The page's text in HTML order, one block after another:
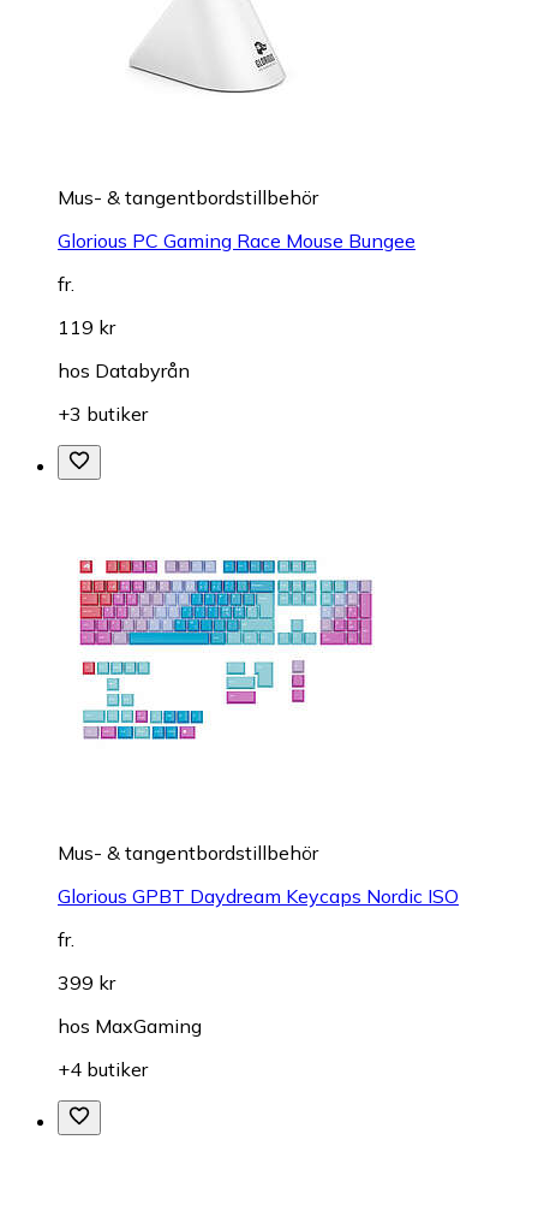
Mus- & tangentbordstillbehör
Glorious PC Gaming Race Mouse Bungee
fr.
119 kr
hos Databyrån
+3 butiker
Mus- & tangentbordstillbehör
Glorious GPBT Daydream Keycaps Nordic ISO
fr.
399 kr
hos MaxGaming
+4 butiker